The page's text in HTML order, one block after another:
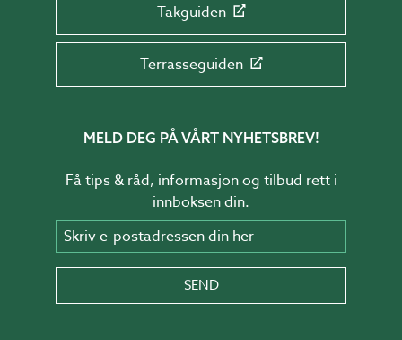
Takguiden
Terrasseguiden
MELD DEG PÅ VÅRT NYHETSBREV!
Få tips & råd, informasjon og tilbud rett i
innboksen din.
Skriv e-postadressen din her
SEND